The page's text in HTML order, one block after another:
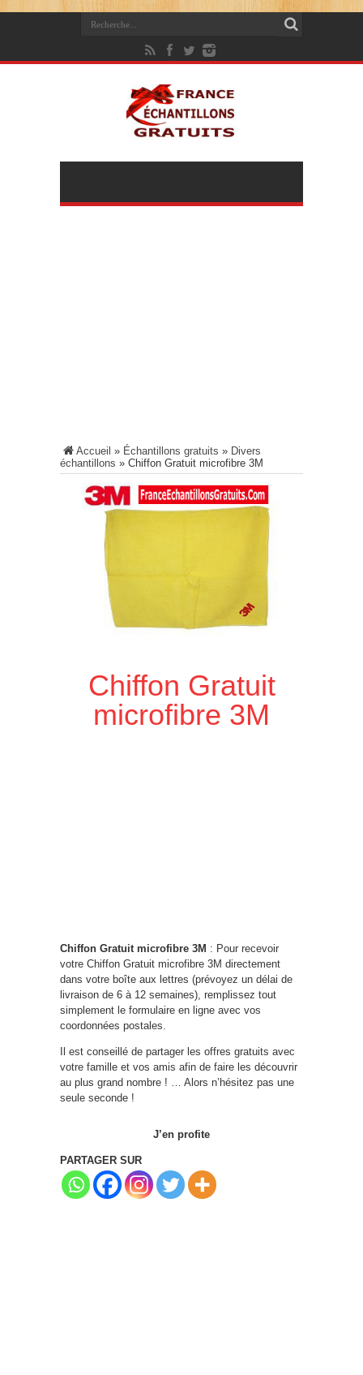
Accueil » Échantillons gratuits » Divers
échantillons » Chiffon Gratuit microfibre 3M
Chiffon Gratuit
microfibre 3M
Chiffon Gratuit microfibre 3M : Pour recevoir
votre Chiffon Gratuit microfibre 3M directement
dans votre boîte aux lettres (prévoyez un délai de
livraison de 6 à 12 semaines), remplissez tout
simplement le formulaire en ligne avec vos
coordonnées postales.
Il est conseillé de partager les offres gratuits avec
votre famille et vos amis afin de faire les découvrir
au plus grand nombre ! … Alors n’hésitez pas une
seule seconde !
J’en profite
PARTAGER SUR